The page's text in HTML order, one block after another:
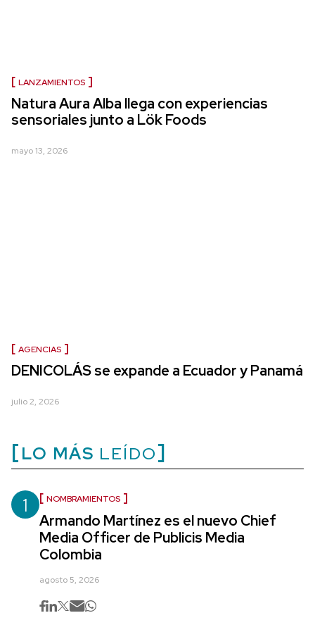
LANZAMIENTOS
Natura Aura Alba llega con experiencias
sensoriales junto a Lök Foods
mayo 13, 2026
AGENCIAS
DENICOLÁS se expande a Ecuador y Panamá
julio 2, 2026
LO MÁS LEÍDO
1 NOMBRAMIENTOS
Armando Martínez es el nuevo Chief
Media Officer de Publicis Media
Colombia
agosto 5, 2026